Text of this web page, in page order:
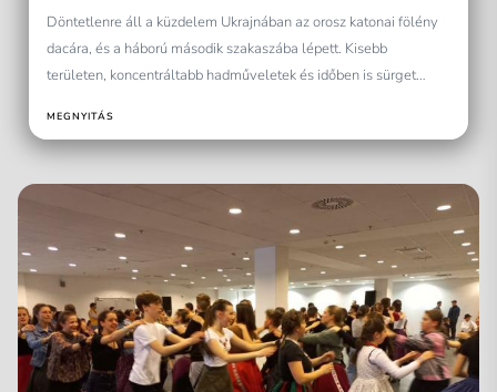
Döntetlenre áll a küzdelem Ukrajnában az orosz katonai fölény
dacára, és a háború második szakaszába lépett. Kisebb
területen, koncentráltabb hadműveletek és időben is sürget
MEGNYITÁS